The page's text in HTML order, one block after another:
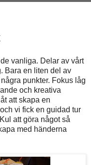
vanliga. Delar av vårt
Bara en liten del av
punkter. Fokus låg
och kreativa
att skapa en
vi fick en guidad tur
att göra något så
med händerna